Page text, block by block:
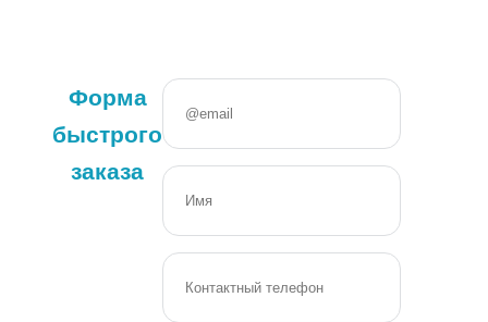
Форма
быстрого
заказа